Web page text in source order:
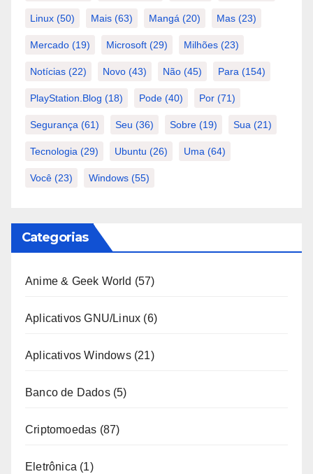
Linux (50) Mais (63) Mangá (20) Mas (23)
Mercado (19) Microsoft (29) Milhões (23)
Notícias (22) Novo (43) Não (45) Para (154)
PlayStation.Blog (18) Pode (40) Por (71)
Segurança (61) Seu (36) Sobre (19) Sua (21)
Tecnologia (29) Ubuntu (26) Uma (64)
Você (23) Windows (55)
Categorias
Anime & Geek World (57)
Aplicativos GNU/Linux (6)
Aplicativos Windows(21)
Banco de Dados(5)
Criptomoedas (87)
Eletrônica (1)